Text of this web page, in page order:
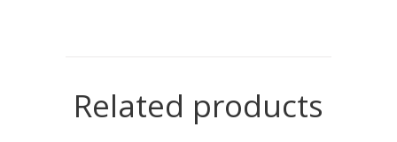
Related products